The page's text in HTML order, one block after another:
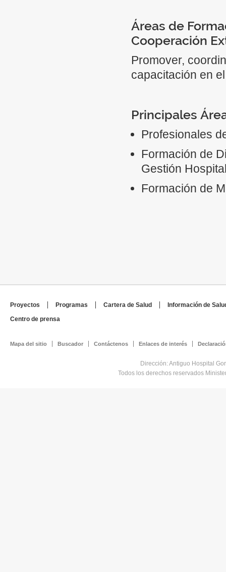
Áreas de
Cooperación
Promover,
capacitación en
Principales
Profesionales
Formación de
Gestión
Formación de
Proyectos Programas Cartera de Salud
Información de
Centro de prensa
Mapa del sitio Buscador Contáctenos Enlaces de interés
Dirección: Antiguo Hospital
Todos los derechos reservados